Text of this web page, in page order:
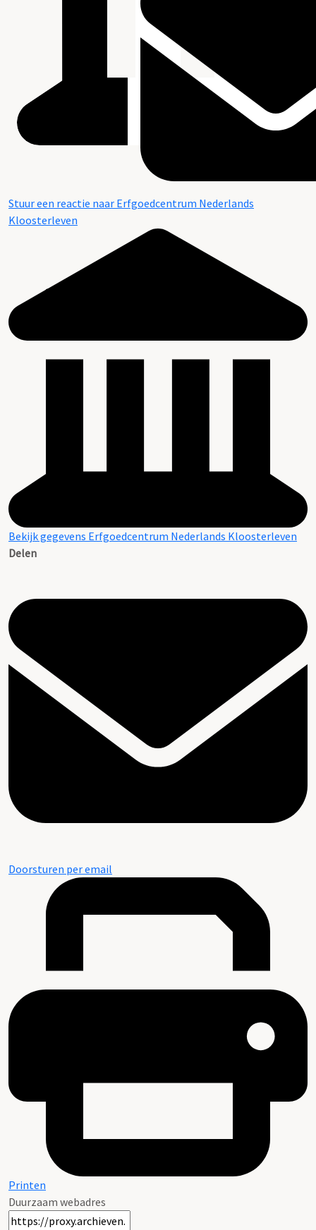
Stuur een reactie naar Erfgoedcentrum Nederlands
Kloosterleven
Bekijk gegevens Erfgoedcentrum Nederlands Kloosterleven
Delen
Doorsturen per email
Printen
Duurzaam webadres